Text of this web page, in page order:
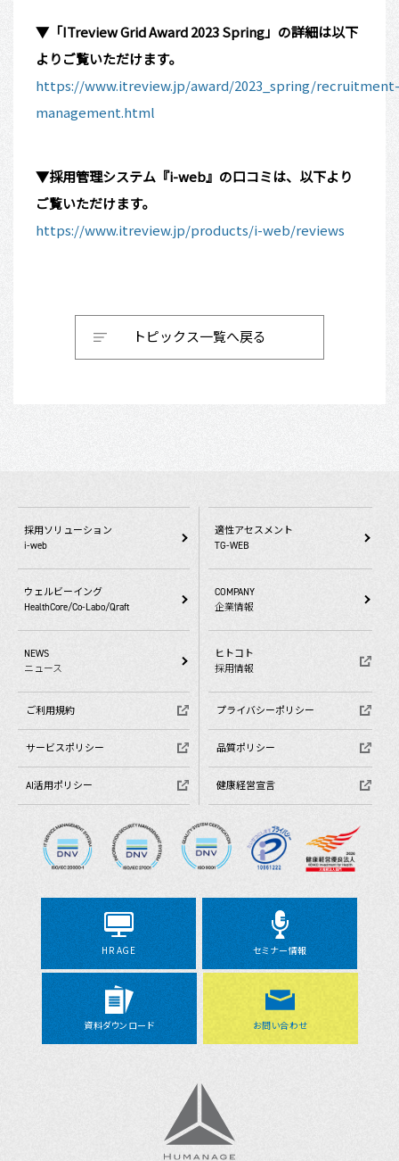
▼「ITreview Grid Award 2023Spring」の詳細は以下
よりご覧いただけます。
https://www.itreview.jp/award/2023_spring/recruitment-
management.html
▼採用管理システム『i-web』の口コミは、以下より
ご覧いただけます。
https://www.itreview.jp/products/i-web/reviews
トピックス一覧へ戻る
採用ソリューション
i-web
適性アセスメント
TG-WEB
ウェルビーイング
HealthCore/Co-Labo/Qraft
COMPANY
企業情報
NEWS
ニュース
ヒトコト
採用情報
ご利用規約 プライバシーポリシー
サービスポリシー 品質ポリシー
AI活用ポリシー 健康経営宣言
HR AGE セミナー情報
資料ダウンロード お問い合わせ